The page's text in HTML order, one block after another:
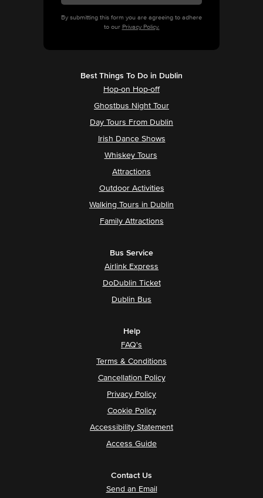
By submitting this form you are agreeing to adhere
to our Privacy Policy.
Best Things To Do in Dublin
Hop-on Hop-off
Ghostbus Night Tour
Day Tours From Dublin
Irish Dance Shows
Whiskey Tours
Attractions
Outdoor Activities
Walking Tours in Dublin
Family Attractions
Bus Service
Airlink Express
DoDublin Ticket
Dublin Bus
Help
FAQ's
Terms & Conditions
Cancellation Policy
Privacy Policy
Cookie Policy
Accessibility Statement
Access Guide
Contact Us
Send an Email